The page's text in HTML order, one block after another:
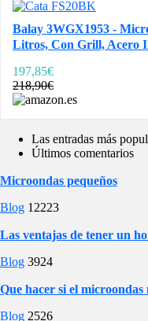
Balay 3WGX1953 -
Litros, Con Grill, Acero
197,85€
218,90€
Las entradas más
Últimos comentarios
Microondas pequeños
Blog 12223
Las ventajas de tener un
Blog 3924
Que hacer si el microondas
Blog 2526